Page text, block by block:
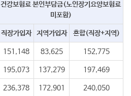
건강보험료 본인부담금(노인장기요양보험료
미포함)
직장가입자 지역가입자 혼합(직장+지역)
151,148 83,625 152,775
195,073 137,279 197,469
236,378 172,901 240,050